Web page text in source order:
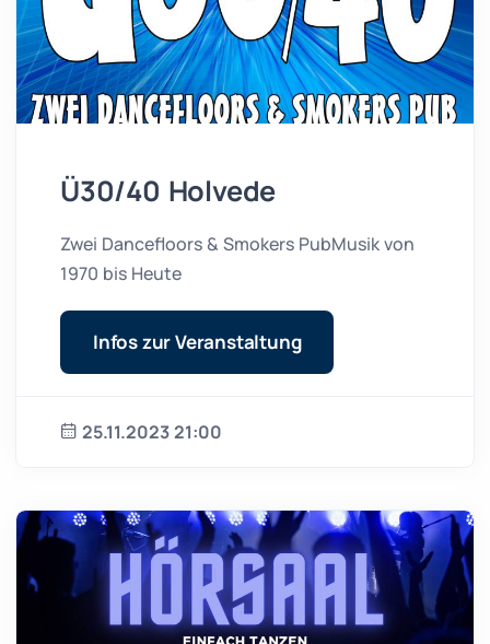
Ü30/40 Holvede
Zwei Dancefloors & Smokers PubMusik von
1970 bis Heute
Infos zur Veranstaltung
25.11.2023 21:00